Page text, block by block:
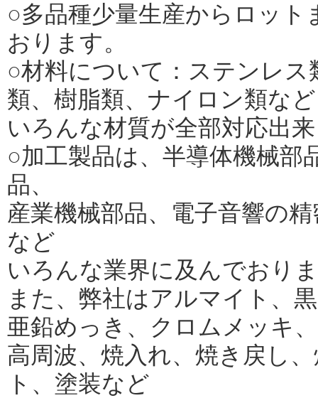
○多品種少量生産からロッ
おります。
○材料について：ステンレ
類、樹脂類、ナイロン類など
いろんな材質が全部対応出
○加工製品は、半導体機械部
品、
産業機械部品、電子音響の
など
いろんな業界に及んでおり
また、弊社はアルマイト、
亜鉛めっき、クロムメッキ、
高周波、焼入れ、焼き戻し
ト、塗装など